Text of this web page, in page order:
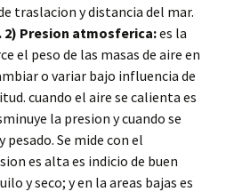
traslacion y distancia del mar.
. 2) Presion atmosferica:es la
el peso de las masas de aire en
o variar bajo influencia de
cuando el aire se calienta es
la presion y cuando se
pesado. Se mide con el
es alta es indicio de buen
y seco; y en la areas bajas es